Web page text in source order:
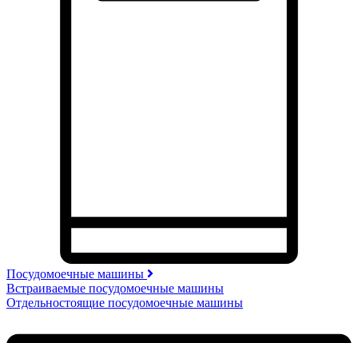
Посудомоечные машины
Встраиваемые посудомоечные машины
Отдельностоящие посудомоечные машины